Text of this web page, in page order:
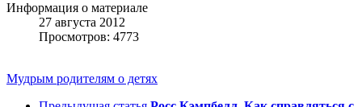
Информация о материале
27 августа 2012
Просмотров: 4773
Мудрым родителям о детях